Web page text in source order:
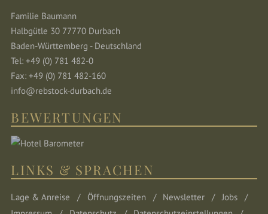
Familie Baumann
Halbgütle 30 77770 Durbach
Baden-Württemberg - Deutschland
Tel: +49 (0) 781 482-0
Fax: +49 (0) 781 482-160
info@rebstock-durbach.de
BEWERTUNGEN
LINKS & SPRACHEN
Lage & Anreise Öffnungszeiten Newsletter
Jobs